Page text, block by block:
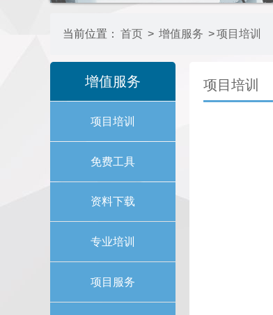
当前位置： 首页 > 增值服务 >项目培训
增值服务
项目培训
免费工具
资料下载
专业培训
项目服务
项目培训